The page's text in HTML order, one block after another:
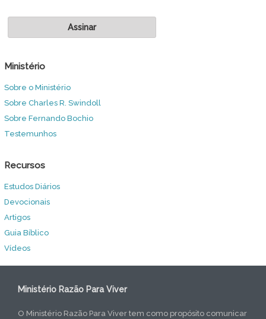
Ministério
Sobre o Ministério
Sobre Charles R. Swindoll
Sobre Fernando Bochio
Testemunhos
Recursos
Estudos Diários
Devocionais
Artigos
Guia Bíblico
Vídeos
Ministério Razão Para Viver
O Ministério Razão Para Viver tem como propósito comunicar